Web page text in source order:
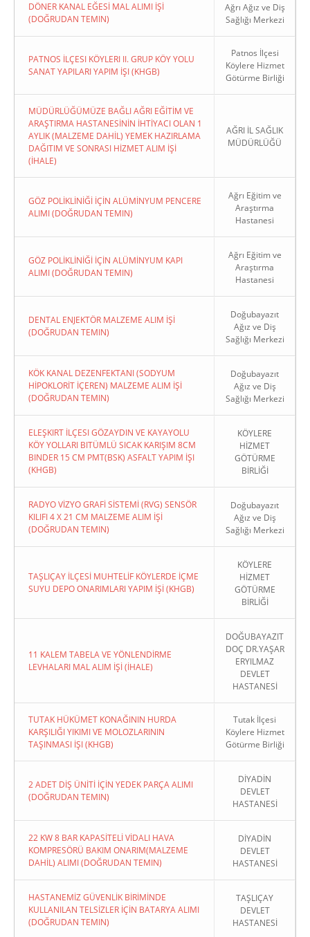
DÖNER KANAL EĞESİ MAL ALIMI İŞİ
(DOĞRUDAN TEMIN)
Ağrı Ağız ve Diş
Sağlığı Merkezi
PATNOS İLÇESI KÖYLERI II. GRUP KÖY YOLU
SANAT YAPILARI YAPIM İŞI (KHGB)
Patnos İlçesi
Köylere Hizmet
Götürme Birliği
MÜDÜRLÜĞÜMÜZE BAĞLI AĞRI EĞİTİM VE
ARAŞTIRMA HASTANESİNİN İHTİYACI OLAN 1
AYLIK (MALZEME DAHİL) YEMEK HAZIRLAMA
DAĞITIM VE SONRASI HİZMET ALIM İŞİ
(İHALE)
AĞRI İL SAĞLIK
MÜDÜRLÜĞÜ
GÖZ POLİKLİNİĞİ İÇİN ALÜMİNYUM PENCERE
ALIMI (DOĞRUDAN TEMIN)
Ağrı Eğitim ve
Araştırma
Hastanesi
GÖZ POLİKLİNİĞİ İÇİN ALÜMİNYUM KAPI
ALIMI (DOĞRUDAN TEMIN)
Ağrı Eğitim ve
Araştırma
Hastanesi
DENTAL ENJEKTÖR MALZEME ALIM İŞİ
(DOĞRUDAN TEMIN)
Doğubayazıt
Ağız ve Diş
Sağlığı Merkezi
KÖK KANAL DEZENFEKTANI (SODYUM
HİPOKLORİT İÇEREN) MALZEME ALIM İŞİ
(DOĞRUDAN TEMIN)
Doğubayazıt
Ağız ve Diş
Sağlığı Merkezi
ELEŞKIRT İLÇESI GÖZAYDIN VE KAYAYOLU
KÖY YOLLARI BITÜMLÜ SICAK KARIŞIM 8CM
BINDER 15 CM PMT(BSK) ASFALT YAPIM İŞI
(KHGB)
KÖYLERE
HİZMET
GÖTÜRME
BİRLİĞİ
RADYO VİZYO GRAFİ SİSTEMİ (RVG) SENSÖR
KILIFI 4 X 21 CM MALZEME ALIM İŞİ
(DOĞRUDAN TEMIN)
Doğubayazıt
Ağız ve Diş
Sağlığı Merkezi
TAŞLIÇAY İLÇESİ MUHTELİF KÖYLERDE İÇME
SUYU DEPO ONARIMLARI YAPIM İŞİ (KHGB)
KÖYLERE
HİZMET
GÖTÜRME
BİRLİĞİ
11 KALEM TABELA VE YÖNLENDİRME
LEVHALARI MAL ALIM İŞİ (İHALE)
DOĞUBAYAZIT
DOÇ DR.YAŞAR
ERYILMAZ
DEVLET
HASTANESİ
TUTAK HÜKÜMET KONAĞININ HURDA
KARŞILIĞI YIKIMI VE MOLOZLARININ
TAŞINMASI İŞI (KHGB)
Tutak İlçesi
Köylere Hizmet
Götürme Birliği
2 ADET DİŞ ÜNİTİ İÇİN YEDEK PARÇA ALIMI
(DOĞRUDAN TEMIN)
DİYADİN
DEVLET
HASTANESİ
22 KW 8 BAR KAPASİTELİ VİDALI HAVA
KOMPRESÖRÜ BAKIM ONARIM(MALZEME
DAHİL) ALIMI (DOĞRUDAN TEMIN)
DİYADİN
DEVLET
HASTANESİ
HASTANEMİZ GÜVENLİK BİRİMİNDE
KULLANILAN TELSİZLER İÇİN BATARYA ALIMI
(DOĞRUDAN TEMIN)
TAŞLIÇAY
DEVLET
HASTANESİ